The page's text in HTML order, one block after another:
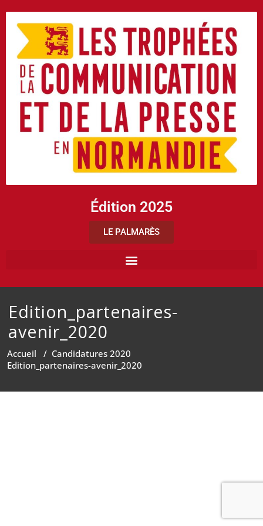
Édition 2025
LE PALMARÈS
Edition_partenaires-
avenir_2020
Accueil / Candidatures 2020
Edition_partenaires-avenir_2020